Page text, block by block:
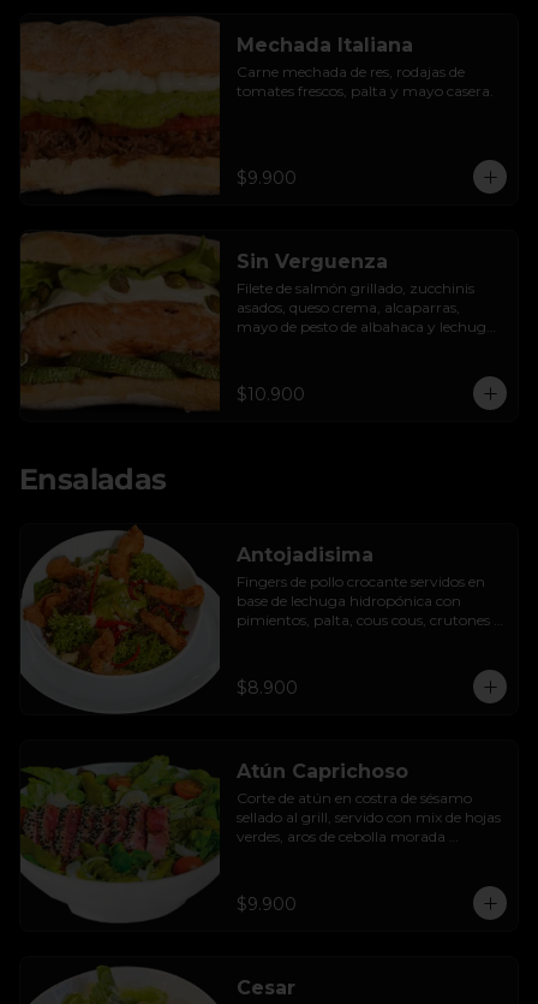
Mechada Italiana
Carne mechada de res, rodajas de
tomates frescos, palta y mayo casera.
$9.900
Sin Verguenza
Filete de salmón grillado, zucchinis
asados, queso crema, alcaparras,
mayo de pesto de albahaca y lechuga
$10.900
Ensaladas
Antojadisima
Fingers de pollo crocante servidos en
base de lechuga hidropónica con
pimientos, palta, cous cous, crutones
$8.900
Atún Caprichoso
Corte de atún en costra de sésamo
sellado al grill, servido con mix de hojas
verdes, aros de cebolla morada
almendras.
$9.900
Cesar